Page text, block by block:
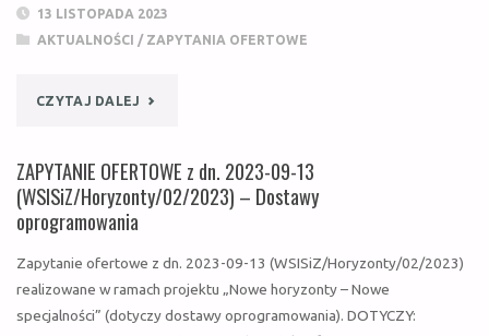
13 LISTOPADA 2023
AKTUALNOŚCI
/ ZAPYTANIA OFERTOWE
CZYTAJ DALEJ "ZAPYTANIE
2023-
11-
ZAPYTANIE OFERTOWE z dn. 2023-09-13
(WSISiZ/Horyzonty/02/2023) – Dostawy
oprogramowania
Zapytanie ofertowe z dn. 2023-09-13 (WSISiZ/Horyzonty/02/2023)
realizowane w ramach projektu „Nowe horyzonty – Nowe
specjalności” (dotyczy dostawy oprogramowania). DOTYCZY: